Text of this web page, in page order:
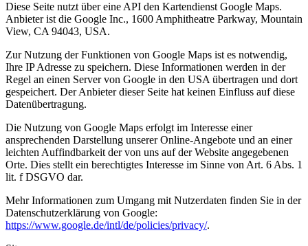
Diese Seite nutzt über eine API den Kartendienst Google Maps.
Anbieter ist die Google Inc., 1600 Amphitheatre Parkway, Mountain
View, CA 94043, USA.
Zur Nutzung der Funktionen von Google Maps ist es notwendig,
Ihre IP Adresse zu speichern. Diese Informationen werden in der
Regel an einen Server von Google in den USA übertragen und dort
gespeichert. Der Anbieter dieser Seite hat keinen Einfluss auf diese
Datenübertragung.
Die Nutzung von Google Maps erfolgt im Interesse einer
ansprechenden Darstellung unserer Online-Angebote und an einer
leichten Auffindbarkeit der von uns auf der Website angegebenen
Orte. Dies stellt ein berechtigtes Interesse im Sinne von Art. 6 Abs. 1
lit. f DSGVO dar.
Mehr Informationen zum Umgang mit Nutzerdaten finden Sie in der
Datenschutzerklärung von Google:
https://www.google.de/intl/de/policies/privacy/.